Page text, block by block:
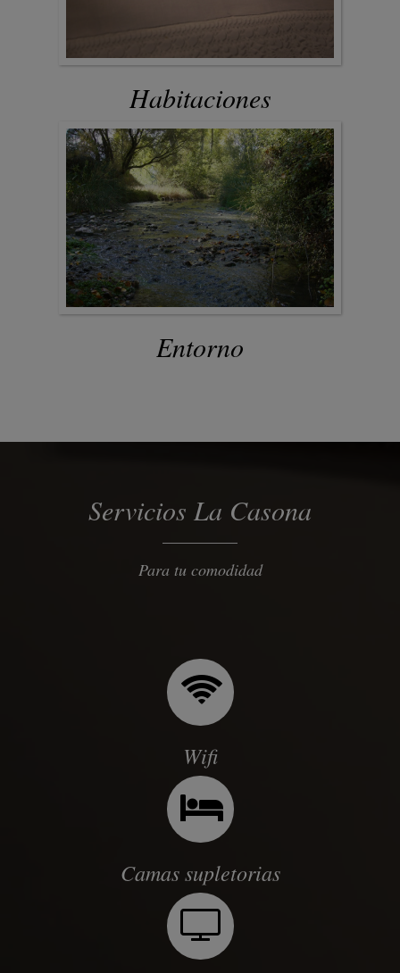
Habitaciones
Entorno
Servicios La Casona
Para tu comodidad
Wifi
Camas supletorias